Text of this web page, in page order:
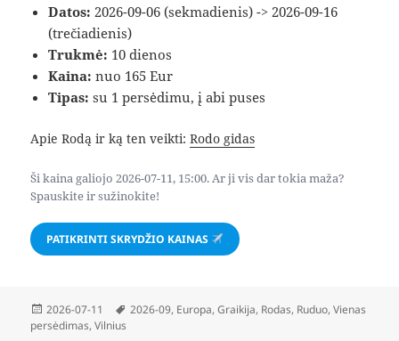
Datos: 2026-09-06 (sekmadienis) -> 2026-09-16
(trečiadienis)
Trukmė: 10 dienos
Kaina: nuo 165 Eur
Tipas: su 1 persėdimu, į abi puses
Apie Rodą ir ką ten veikti:Rodo gidas
Ši kaina galiojo 2026-07-11, 15:00. Ar ji vis dar tokia maža?
Spauskite ir sužinokite!
PATIKRINTI SKRYDŽIO KAINAS
Paskelbta
2026-07-11 Žymos
2026-09, Europa,Graikija, Rodas, Ruduo,Vienas
persėdimas,Vilnius